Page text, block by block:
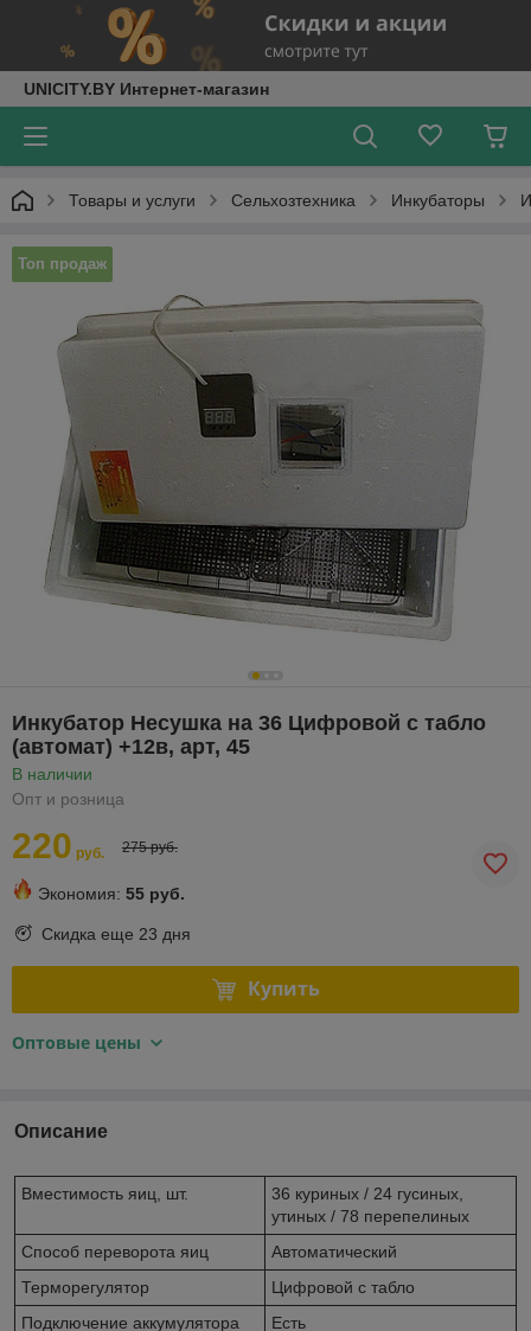
UNICITY.BY Интернет-магазин
Товары и услуги Сельхозтехника Инкубаторы
Топ продаж
Инкубатор Несушка на 36 Цифровой с табло
(автомат) +12в, арт, 45
В наличии
Опт и розница
220 руб. 275 руб.
Экономия: 55 руб.
Скидка еще 23 дня
Купить
Оптовые цены
Описание
Вместимость яиц, шт.
36 куриных / 24 гусиных,
утиных / 78 перепелиных
Способ переворота яиц
Автоматический
Терморегулятор
Цифровой с табло
Подключение аккумулятора
Есть